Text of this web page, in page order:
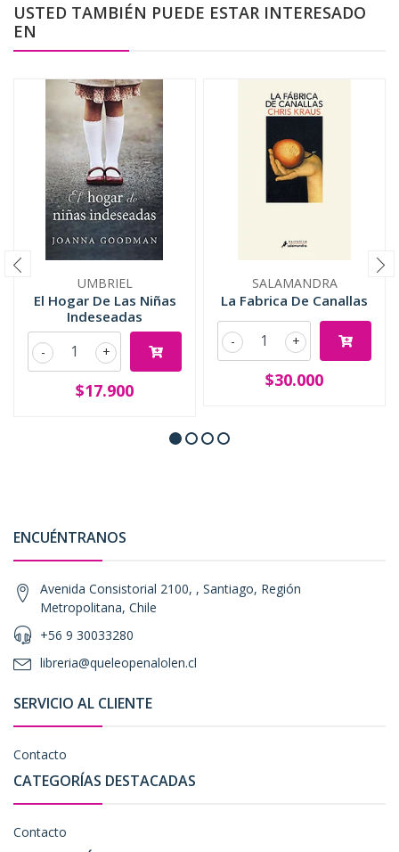
USTED TAMBIÉN PUEDE ESTAR INTERESADO
EN
UMBRIEL
El Hogar De Las Niñas
Indeseadas
+
-
$17.900
SALAMANDRA
La Fabrica De Canallas
+
-
$30.000
ENCUÉNTRANOS
Avenida Consistorial 2100, , Santiago, Región
Metropolitana, Chile
+56 9 30033280
libreria@queleopenalolen.cl
SERVICIO AL CLIENTE
Contacto
CATEGORÍAS DESTACADAS
Contacto